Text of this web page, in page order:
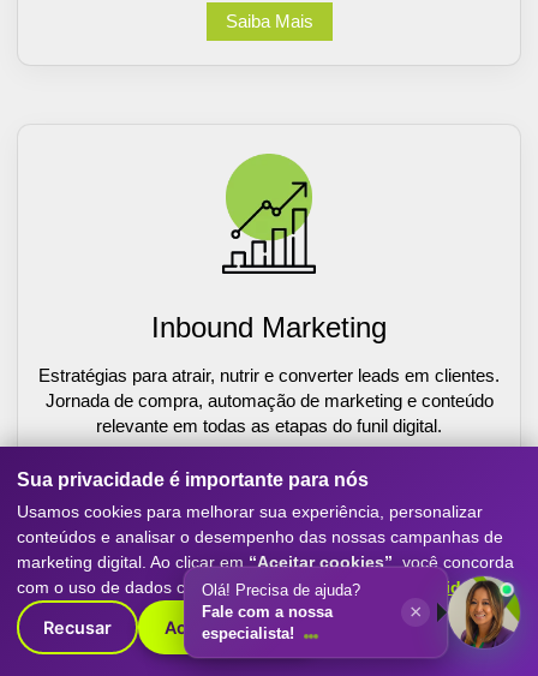
Saiba Mais
Inbound Marketing
Estratégias para atrair, nutrir e converter leads em clientes.
Jornada de compra, automação de marketing e conteúdo
relevante em todas as etapas do funil digital.
Saiba Mais
Sua privacidade é importante para nós
Usamos cookies para melhorar sua experiência, personalizar
conteúdos e analisar o desempenho das nossas campanhas de
marketing digital. Ao clicar em “Aceitar cookies” , você concorda
com o uso de dados conforme nossaPolítica de Privacidade.
Recusar Aceitar cookies
Olá! Precisa de ajuda?
Fale com a nossa
especialista!
×